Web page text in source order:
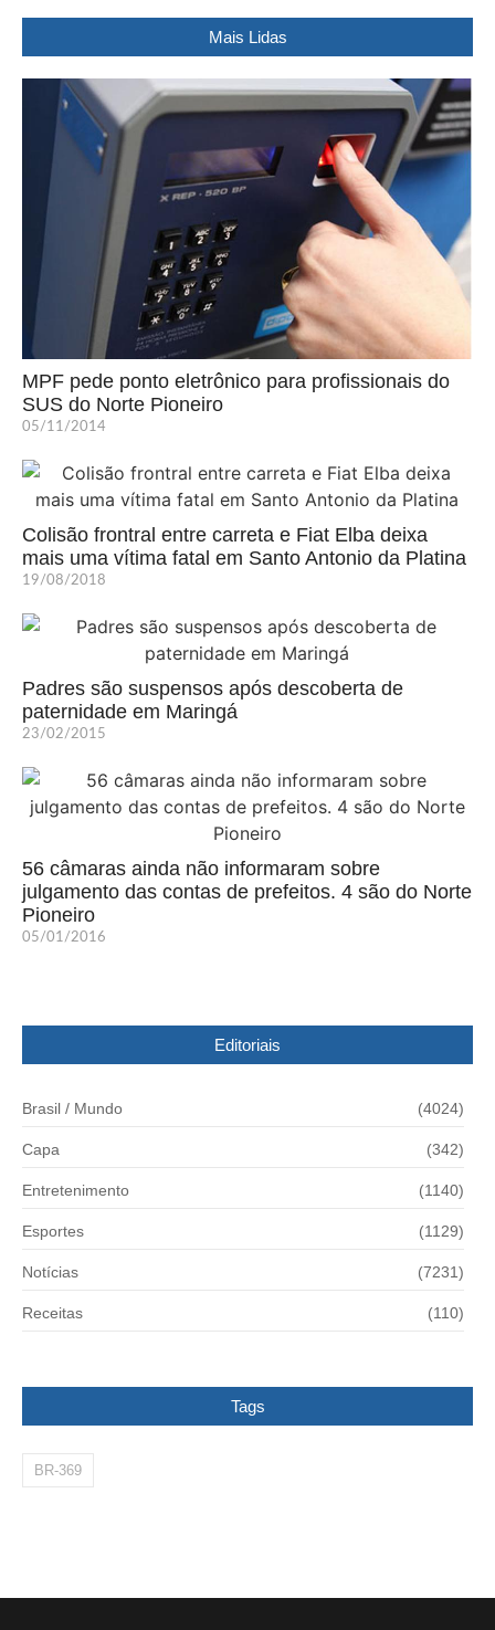
Mais Lidas
MPF pede ponto eletrônico para profissionais do
SUS do Norte Pioneiro
05/11/2014
Colisão frontral entre carreta e Fiat Elba deixa
mais uma vítima fatal em Santo Antonio da Platina
19/08/2018
Padres são suspensos após descoberta de
paternidade em Maringá
23/02/2015
56 câmaras ainda não informaram sobre
julgamento das contas de prefeitos. 4 são do Norte
Pioneiro
05/01/2016
Editoriais
Brasil / Mundo (4024)
Capa (342)
Entretenimento (1140)
Esportes (1129)
Notícias (7231)
Receitas (110)
Tags
BR-369